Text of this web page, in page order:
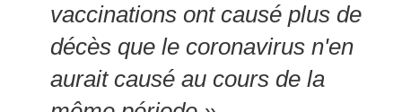
vaccinations ont causé plus de
décès que le coronavirus n'en
aurait causé au cours de la